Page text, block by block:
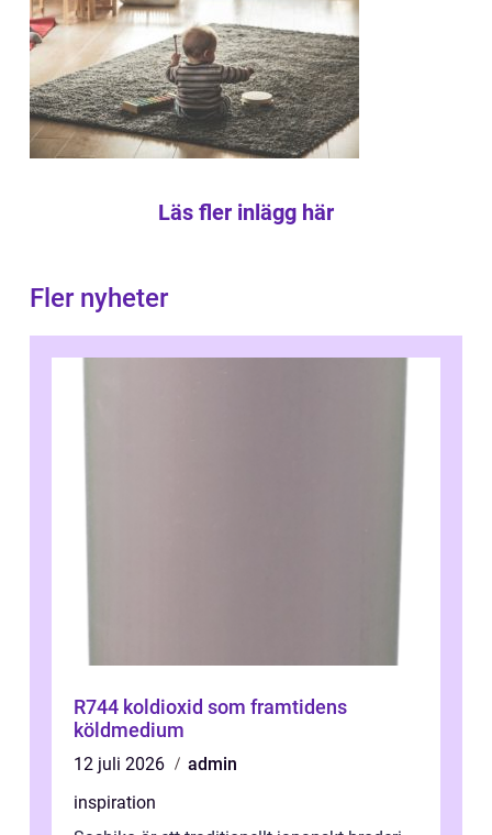
Läs fler inlägg här
Fler nyheter
R744 koldioxid som framtidens
köldmedium
12 juli 2026
admin
inspiration